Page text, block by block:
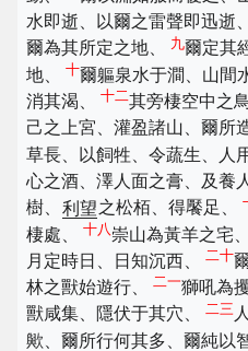
水即逝、以爾之雷聲即迅逝、
爾為其所定之地、
九爾定其
地、 十爾軀泉水于澗、山間
消其渴、 十二其旁棲空中之
己之上宮、灌盈諸山、爾所
草長、以飼牲、令蔬生、人
心之酒、澤人面之膏、及養
樹、 利望之松栢、得饜足、
棲處、 十八 崇山為黃羊之宅
月定時日、日知沉西、
二十
林之獸始遊行、 二一獅吼為
獸咸集、隱伏于其穴、
二三
歟、爾所行何其多、爾純以